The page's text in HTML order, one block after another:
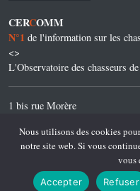
CERCOMM
N°1 de l'information sur les
<>
L'Observatoire des chasseurs
1 bis rue Morère
Tel. 01 45 45 45 32
Nous utilisons des cookies
notre site web. Si vous
vous
Accepter Refuser